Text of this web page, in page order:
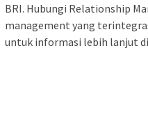
BRI. Hubungi Relationship
management yang
untuk informasi lebih lanjut di